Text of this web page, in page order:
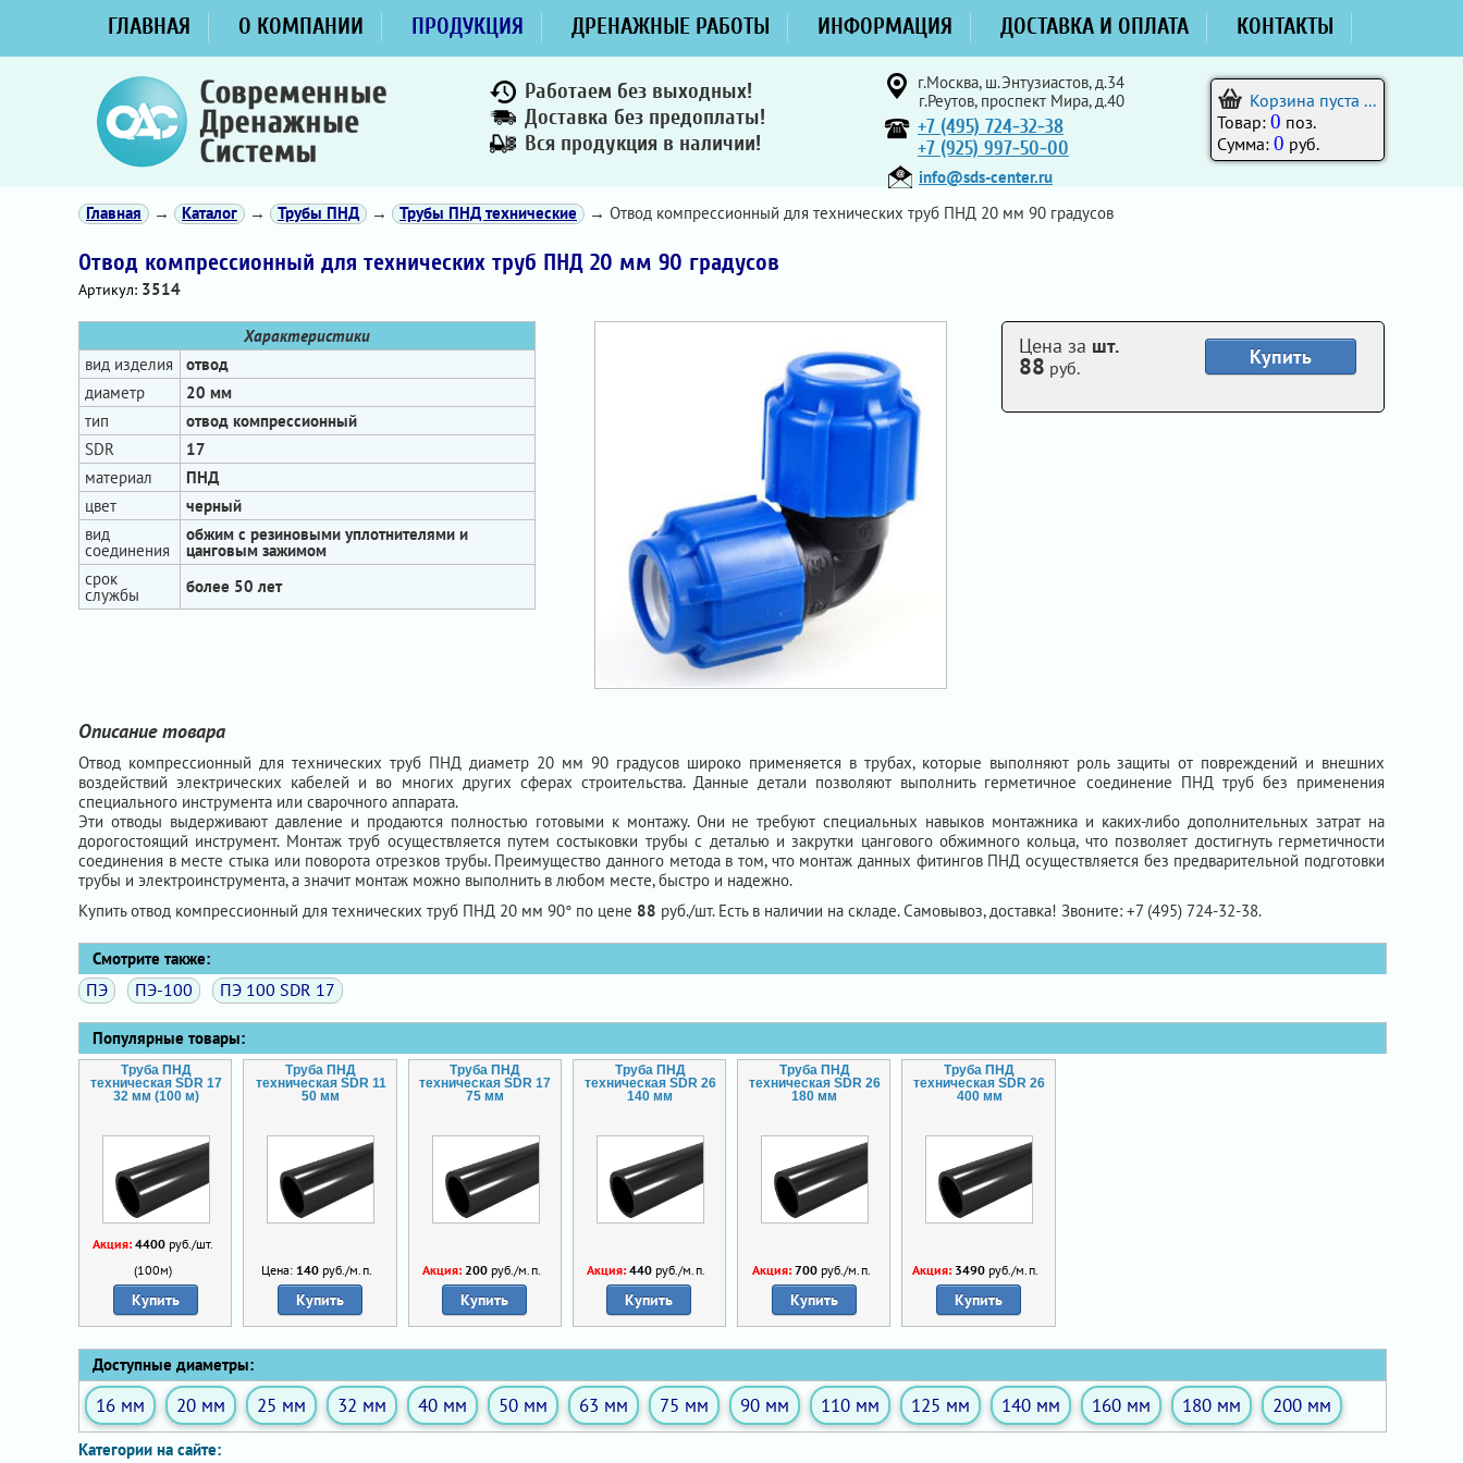
ГЛАВНАЯ О КОМПАНИИ ПРОДУКЦИЯ ДРЕНАЖНЫЕ РАБОТЫ ИНФОРМАЦИЯ ДОСТАВКА И ОПЛАТА КОНТАКТЫ
Работаем без выходных!
Доставка без предоплаты!
Вся продукция в наличии!
г.Москва, ш.Энтузиастов, д.34
г.Реутов, проспект Мира, д.40
+7 (495) 724-32-38
+7 (925) 997-50-00
info@sds-center.ru
Корзина пуста ...
Товар: 0 поз.
Сумма: 0 руб.
Главная → Каталог → Трубы ПНД → Трубы ПНД технические → Отвод компрессионный для технических труб ПНД 20 мм 90 градусов
Отвод компрессионный для технических труб ПНД 20 мм 90 градусов
Артикул: 3514
Характеристики
вид изделия
отвод
диаметр
20 мм
тип
отвод компрессионный
SDR
17
материал
ПНД
цвет
черный
вид
соединения
обжим с резиновыми уплотнителями и
цанговым зажимом
срок
службы более 50 лет
Купить
Цена за шт.
88 руб.
Описание товара
Отвод компрессионный для технических труб ПНД диаметр 20 мм 90 градусов широко применяется в трубах, которые выполняют роль защиты от повреждений и внешних
воздействий электрических кабелей и во многих других сферах строительства. Данные детали позволяют выполнить герметичное соединение ПНД труб без применения
специального инструмента или сварочного аппарата.
Эти отводы выдерживают давление и продаются полностью готовыми к монтажу. Они не требуют специальных навыков монтажника и каких-либо дополнительных затрат на
дорогостоящий инструмент. Монтаж труб осуществляется путем состыковки трубы с деталью и закрутки цангового обжимного кольца, что позволяет достигнуть герметичности
соединения в месте стыка или поворота отрезков трубы. Преимущество данного метода в том, что монтаж данных фитингов ПНД осуществляется без предварительной подготовки
трубы и электроинструмента, а значит монтаж можно выполнить в любом месте, быстро и надежно.
Купить отвод компрессионный для технических труб ПНД 20 мм 90° по цене 88 руб./шт. Есть в наличии на складе. Самовывоз, доставка! Звоните: +7 (495) 724-32-38.
Смотрите также:
ПЭ ПЭ-100 ПЭ 100 SDR 17
Популярные товары:
Труба ПНД
техническая SDR 17
32 мм (100 м)
Акция: 4400руб./шт.
(100м)
Купить
Труба ПНД
техническая SDR 11
50 мм
Цена: 140 руб./м.п.
Купить
Труба ПНД
техническая SDR 17
75 мм
Акция:200 руб./м.п.
Купить
Труба ПНД
техническая SDR 26
140 мм
Акция:440 руб./м.п.
Купить
Труба ПНД
техническая SDR 26
180 мм
Акция: 700руб./м.п.
Купить
Труба ПНД
техническая SDR 26
400 мм
Акция: 3490 руб./м.п.
Купить
Доступные диаметры:
16 мм 20 мм 25 мм 32 мм 40 мм 50 мм 63 мм 75 мм 90 мм 110 мм 125 мм 140 мм 160 мм 180 мм 200 мм
Категории на сайте: